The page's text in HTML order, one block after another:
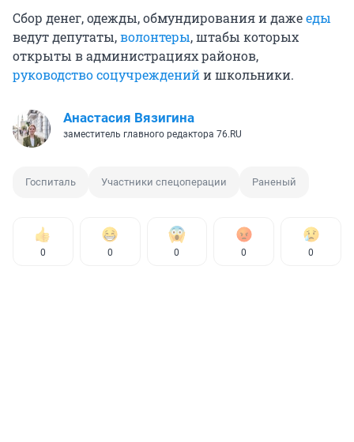
Сбор денег, одежды, обмундирования и дажееды
ведут депутаты,волонтеры, штабы которых
открыты в администрациях районов,
руководство соцучрежденийи школьники.
Анастасия Вязигина
заместитель главного редактора 76.RU
Госпиталь Участники спецоперации Раненый
0 0 0 0 0